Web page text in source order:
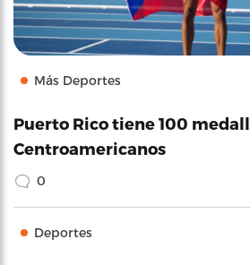
Más Deportes
Puerto Rico tiene 100
Centroamericanos
0
Deportes